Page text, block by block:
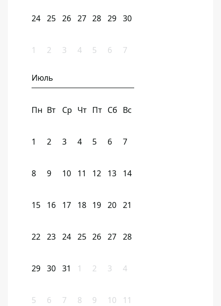
24 25 26 27 28 29 30
1 2 3 4 5 6 7
Июль
Пн Вт Ср Чт Пт Сб Вс
1 2 3 4 5 6 7
8 9 10 11 12 13 14
15 16 17 18 19 20 21
22 23 24 25 26 27 28
29 30 31 1 2 3 4
5 6 7 8 9 10 11